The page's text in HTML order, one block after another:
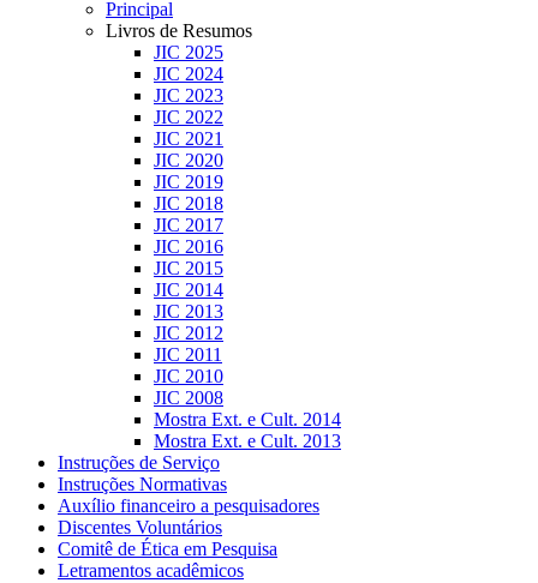
Principal
Livros de Resumos
JIC 2025
JIC 2024
JIC 2023
JIC 2022
JIC 2021
JIC 2020
JIC 2019
JIC 2018
JIC 2017
JIC 2016
JIC 2015
JIC 2014
JIC 2013
JIC 2012
JIC 2011
JIC 2010
JIC 2008
Mostra Ext. e Cult. 2014
Mostra Ext. e Cult. 2013
Instruções de Serviço
Instruções Normativas
Auxílio financeiro a pesquisadores
Discentes Voluntários
Comitê de Ética em Pesquisa
Letramentos acadêmicos